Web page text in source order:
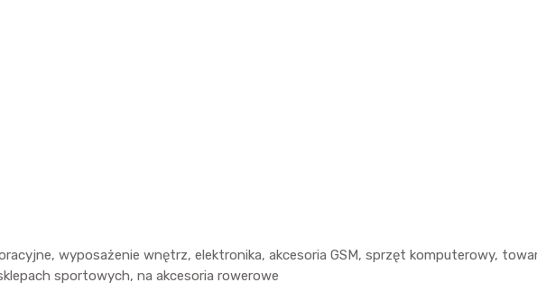
wyposażenie wnętrz, elektronika, akcesoria GSM, sprzęt komputerowy,
sportowych, na akcesoria rowerowe